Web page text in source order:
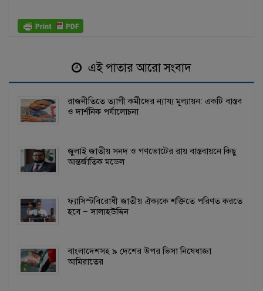
এই পাতার আরো সংবাদ
রাজনীতিতে ত্যাগী কর্মীদের ন্যায্য মূল্যায়ন: একটি বাস্তব
ও দার্শনিক পর্যালোচনা
জুলাই জাতীয় সনদ ও গণভোটের রায় বাস্তবায়নে কিছু
আন্তর্জাতিক মডেল
ফ্যাসিস্টবিরোধী জাতীয় ঐক্যকে শক্তিতে পরিণত করতে
হবে – সালাহউদ্দিন
বাংলাদেশসহ ৯ দেশের উপর ভিসা নিষেধাজ্ঞা
আমিরাতের